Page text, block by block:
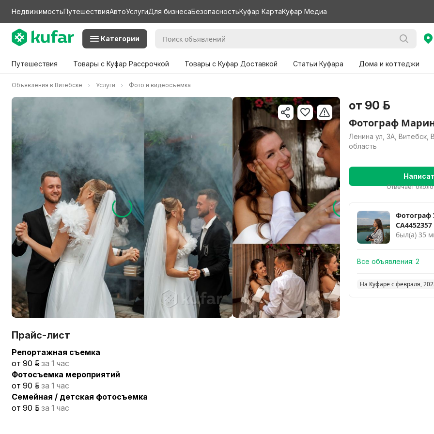
НедвижимостьПутешествияАвтоУслугиДля бизнесаБезопасностьКуфар КартаКуфар Медиа
Категории
Путешествия Товары с Куфар Рассрочкой Товары с Куфар Доставкой Статьи Куфара Дома и коттеджи
Объявления в Витебске Услуги Фото и видеосъемка
Прайс-лист
Репортажная съемка
от 90 р. за 1 час
Фотосъемка мероприятий
от 90 р. за 1 час
Семейная / детская фотосъемка
от 90 р. за 1 час
от 90 р.
Фотограф
Ленина ул, 3А, Витебск,
область
Отвечает
Фотограф УНП
СА4452357
был(а) 35
Все объявления: 2
На Куфаре с февраля,